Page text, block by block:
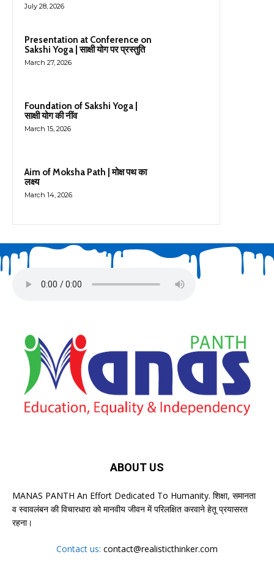
July 28, 2026
Presentation at Conference on
Sakshi Yoga | साक्षी योग पर प्रस्तुति
March 27, 2026
Foundation of Sakshi Yoga |
साक्षी योग की नींव
March 15, 2026
Aim of Moksha Path | मोक्ष पथ का
लक्ष्य
March 14, 2026
ABOUT US
MANAS PANTH An Effort Dedicated To Humanity. शिक्षा, समानता
व स्वावलंबन की विचारधारा को मानवीय जीवन में परिलक्षित करवाने हेतू प्रयासरत
रहना।
Contact us: contact@realisticthinker.com